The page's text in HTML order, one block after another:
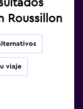
Roussillon
viaje